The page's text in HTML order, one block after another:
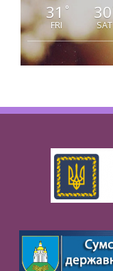
31 °
FRI
30
SAT